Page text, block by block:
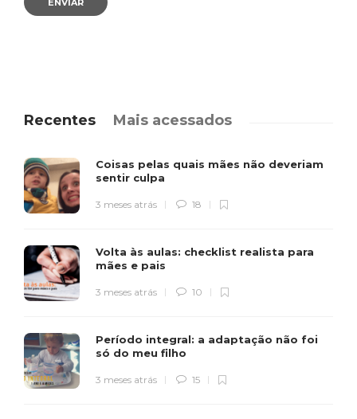
Recentes Mais acessados
Coisas pelas quais mães não deveriam
sentir culpa
3 meses atrás 18
Volta às aulas: checklist realista para
mães e pais
3 meses atrás 10
Período integral: a adaptação não foi
só do meu filho
3 meses atrás 15